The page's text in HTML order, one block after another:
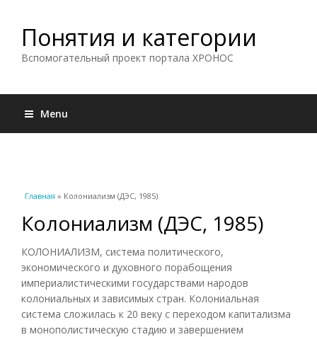
Понятия и категории
Вспомогательный проект портала ХРОНОС
Menu
Вы здесь
Главная » Колониализм (ДЭС, 1985)
Колониализм (ДЭС, 1985)
КОЛОНИАЛИЗМ, система политического,
экономического и духовного порабощения
империалистическими государствами народов
колониальных и зависимых стран. Колониальная
система сложилась к 20 веку с переходом капитализма
в монополистическую стадию и завершением